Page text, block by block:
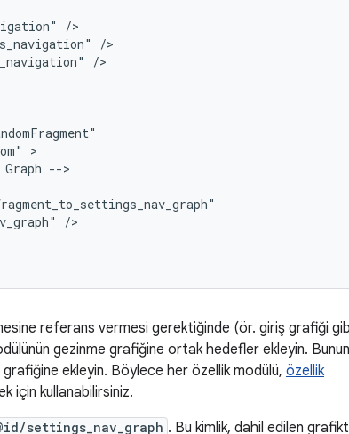
/>
Graph
referans vermesi gerektiğinde (ör. giriş grafiği
gezinme grafiğine ortak hedefler ekleyin. Bunun
ekleyin. Böylece her özellik modülü, özellik
için kullanabilirsiniz.
settings_nav_graph . Bu kimlik, dahil edilen